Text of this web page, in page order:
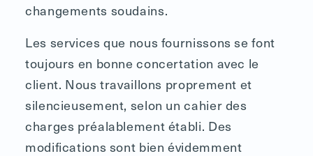
changements soudains.
Les services que nous fournissons se font
toujours en bonne concertation avec le
client. Nous travaillons proprement et
silencieusement, selon un cahier des
charges préalablement établi. Des
modifications sont bien évidemment